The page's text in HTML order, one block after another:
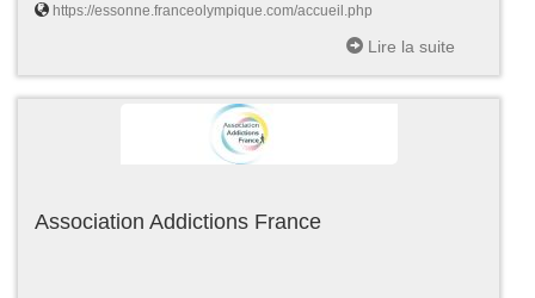
https://essonne.franceolympique.com/accueil.php
Lire la suite
Association Addictions France